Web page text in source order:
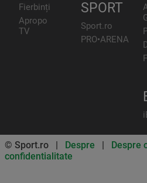
Fierbinți
Apropo
TV
SPORT
Sport.ro
PRO•ARENA
© Sport.ro | Despre | Despre
confidentialitate